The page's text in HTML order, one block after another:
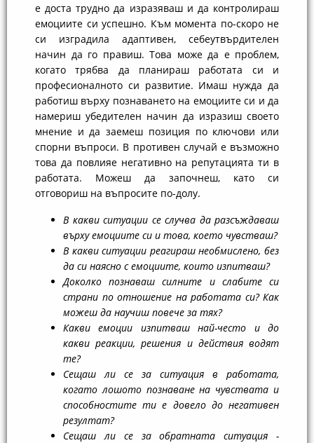
е доста трудно да изразяваш и да контролираш
емоциите си успешно. Към момента по-скоро не
си изградила адаптивен, себеутвърдителен
начин да го правиш. Това може да е проблем,
когато трябва да планираш работата си и
професионалното си развитие. Имаш нужда да
работиш върху познаването на емоциите си и да
намериш убедителен начин да изразиш своето
мнение и да заемеш позиция по ключови или
спорни въпроси. В противен случай е възможно
това да повлияе негативно на репутацията ти в
работата. Можеш да започнеш, като си
отговориш на въпросите по-долу.
В какви ситуации се случва да разсъждаваш
върху емоциите си и това, което чувстваш?
В какви ситуации реагираш необмислено, без
да си наясно с емоциите, които изпитваш?
Доколко познаваш силните и слабите си
страни по отношение на работата си? Как
можеш да научиш повече за тях?
Какви емоции изпитваш най-често и до
какви реакции, решения и действия водят
те?
Сещаш ли се за ситуация в работата,
когато лошото познаване на чувствата и
способностите ти е довело до негативен
резултат?
Сещаш ли се за обратната ситуация -